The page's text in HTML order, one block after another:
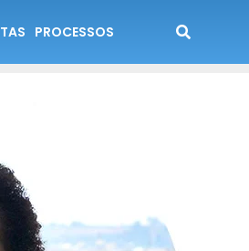
PROCESSOS